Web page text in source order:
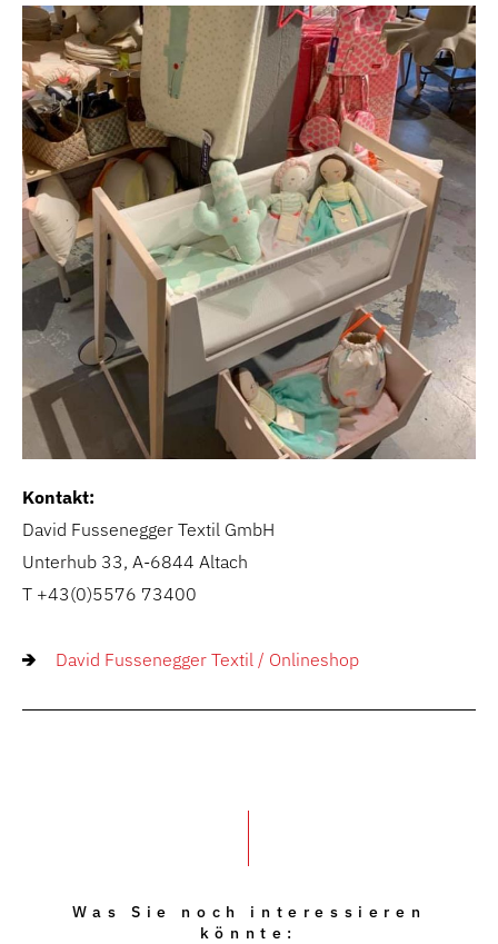
Kontakt:
David Fussenegger Textil GmbH
Unterhub 33, A-6844 Altach
T +43(0)5576 73400
David Fussenegger Textil / Onlineshop
Was Sie noch interessieren
könnte: